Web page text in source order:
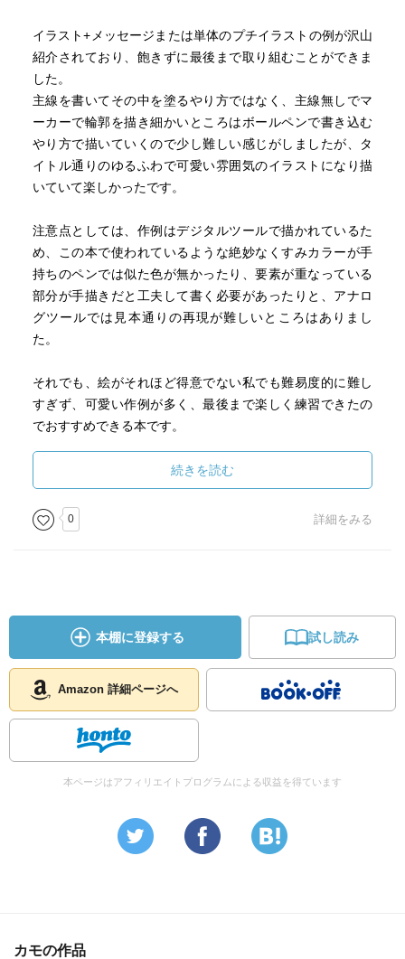
イラスト+メッセージまたは単体のプチイラストの例が沢山
紹介されており、飽きずに最後まで取り組むことができま
した。
主線を書いてその中を塗るやり方ではなく、主線無しでマ
ーカーで輪郭を描き細かいところはボールペンで書き込む
やり方で描いていくので少し難しい感じがしましたが、タ
イトル通りのゆるふわで可愛い雰囲気のイラストになり描
いていて楽しかったです。
注意点としては、作例はデジタルツールで描かれているた
め、この本で使われているような絶妙なくすみカラーが手
持ちのペンでは似た色が無かったり、要素が重なっている
部分が手描きだと工夫して書く必要があったりと、アナロ
グツールでは見本通りの再現が難しいところはありまし
た。
それでも、絵がそれほど得意でない私でも難易度的に難し
すぎず、可愛い作例が多く、最後まで楽しく練習できたの
でおすすめできる本です。
続きを読む
0 詳細をみる
本棚に登録する 試し読み
Amazon 詳細ページへ
本ページはアフィリエイトプログラムによる収益を得ています
カモの作品